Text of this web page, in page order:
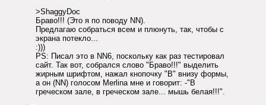
>ShaggyDoc
Браво!!! (Это я по поводу NN).
Предлагаю собраться всем и плюнуть, так, чтобы с
экрана потекло...
:)))
PS: Писал это в NN6, поскольку как раз тестировал
сайт. Так вот, собрался слово "Браво!!!" выделить
жирным шрифтом, нажал кнопочку "B" внизу формы,
а он (NN) голосом Merlinа мне и говорит: -"В
греческом зале, в греческом зале... мышь белая!!!".